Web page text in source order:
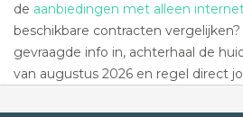
de aanbiedingen met alleen
beschikbare contracten
gevraagde info in, achterhaal de
van augustus 2026 en regel direct